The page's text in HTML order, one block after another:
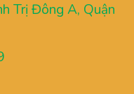
Trị Đông A, Quận